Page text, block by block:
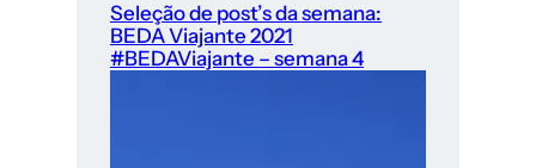
Seleção de post’s da semana:
BEDA Viajante 2021
#BEDAViajante – semana 4